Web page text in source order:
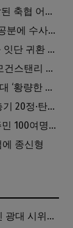
[충격] “외국인 심판들에 성접대” … 쑥대밭된 축협 어디까지 추락하나
외신들도 주목한 한국축구 파문…”국민적 공분에 수사 재개”
90년 역사 브루인 극장까지 LA 명물극장들 잇단 귀환 … 할리웃 경기 살아났다
“AI 시장 주도권, 결국 엔비디아가 쥔다”…모건스탠리 장담
칙필레마저 문 닫았다 … 선셋·하이랜드 일대 ‘황량한 거리’로
보복운전 수사하다 ‘무기고’ 발견 … 불법 총기 20정·탄약 2만 발 압수
할리웃 수도관 또 터졌다…도로 ‘물바다’, 주민 100여명 영향
종신형
[화제] “내 돈 갚아라” 김원석씨 자택 앞 1인 광대 시위 … 한인 투자사, “108만 달러 못받아”